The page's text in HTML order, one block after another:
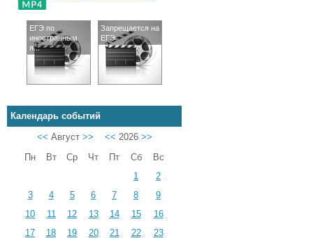
ЕГЭ по
иностранным
я...
Запрещается на
ЕГЭ
Календарь событий
<< Август >> << 2026 >>
Пн
Вт Ср Чт Пт Сб
Вс
1
2
3
4 5 6 7 8
9
10
11 12 13 14 15
16
17
18 19 20 21 22 23